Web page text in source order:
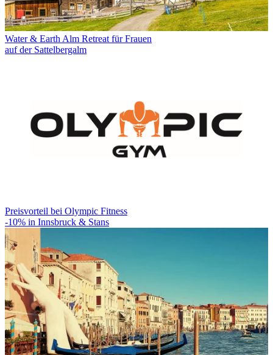
Water & Earth Alm Retreat für Frauen
auf der Sattelbergalm
Preisvorteil bei Olympic Fitness
-10% in Innsbruck & Stans